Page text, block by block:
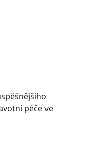
péče ve